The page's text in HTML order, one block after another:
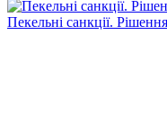
Пекельні санкції.